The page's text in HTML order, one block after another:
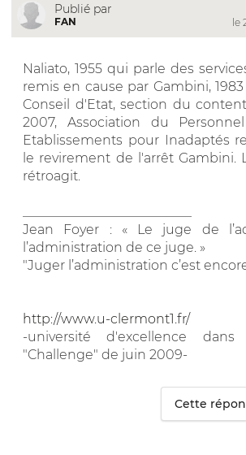
Publié par
FAN
le
Naliato, 1955 qui parle des
remis en cause par Gambini,
Conseil d'Etat, section du
2007, Association du
Etablissements pour Inadaptés
le revirement de l'arrêt Gambini.
rétroagit.
Jean Foyer : « Le juge de
l’administration de ce juge. »
"Juger l’administration c’est
http://www.u-clermont1.fr/
-université d'excellence
"Challenge" de juin 2009-
Cette